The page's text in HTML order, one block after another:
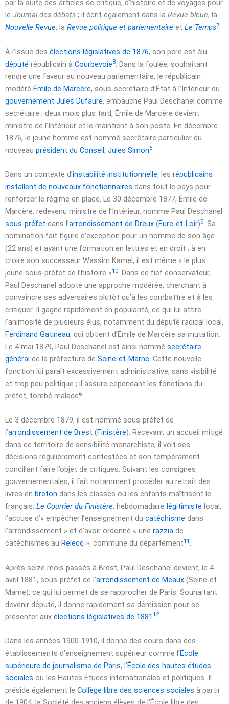
par la suite des articles de critique, d’histoire et de voyages pour
le Journal des débats ; il écrit également dans la Revue bleue, la
Nouvelle Revue, la Revue politique et parlementaire et Le Temps7.
À l’issue des élections législatives de 1876, son père est élu
député républicain à Courbevoie8. Dans la foulée, souhaitant
rendre une faveur au nouveau parlementaire, le républicain
modéré Émile de Marcère, sous-secrétaire d’État à l’Intérieur du
gouvernement Jules Dufaure, embauche Paul Deschanel comme
secrétaire ; deux mois plus tard, Émile de Marcère devient
ministre de l’Intérieur et le maintient à son poste. En décembre
1876, le jeune homme est nommé secrétaire particulier du
nouveau président du Conseil, Jules Simon6.
Dans un contexte d’instabilité institutionnelle, les républicains
installent de nouveaux fonctionnaires dans tout le pays pour
renforcer le régime en place. Le 30 décembre 1877, Émile de
Marcère, redevenu ministre de l’Intérieur, nomme Paul Deschanel
sous-préfet dans l’arrondissement de Dreux (Eure-et-Loir)9. Sa
nomination fait figure d’exception pour un homme de son âge
(22 ans) et ayant une formation en lettres et en droit ; à en
croire son successeur Wassim Kamel, il est même « le plus
jeune sous-préfet de l’histoire »10. Dans ce fief conservateur,
Paul Deschanel adopte une approche modérée, cherchant à
convaincre ses adversaires plutôt qu’à les combattre et à les
critiquer. Il gagne rapidement en popularité, ce qui lui attire
l’animosité de plusieurs élus, notamment du député radical local,
Ferdinand Gatineau, qui obtient d’Émile de Marcère sa mutation.
Le 4 mai 1879, Paul Deschanel est ainsi nommé secrétaire
général de la préfecture de Seine-et-Marne. Cette nouvelle
fonction lui paraît excessivement administrative, sans visibilité
et trop peu politique ; il assure cependant les fonctions du
préfet, tombé malade6.
Le 3 décembre 1879, il est nommé sous-préfet de
l’arrondissement de Brest (Finistère). Recevant un accueil mitigé
dans ce territoire de sensibilité monarchiste, il voit ses
décisions régulièrement contestées et son tempérament
conciliant faire l’objet de critiques. Suivant les consignes
gouvernementales, il fait notamment procéder au retrait des
livres en breton dans les classes où les enfants maîtrisent le
français. Le Courrier du Finistère, hebdomadaire légitimiste local,
l’accuse d’« empêcher l’enseignement du catéchisme dans
l’arrondissement » et d’avoir ordonné « une razzia de
catéchismes au Relecq », commune du département11 .
Après seize mois passés à Brest, Paul Deschanel devient, le 4
avril 1881, sous-préfet de l’arrondissement de Meaux (Seine-et-
Marne), ce qui lui permet de se rapprocher de Paris. Souhaitant
devenir député, il donne rapidement sa démission pour se
présenter aux élections législatives de 1881 12.
Dans les années 1900-1910, il donne des cours dans des
établissements d’enseignement supérieur comme l’École
supérieure de journalisme de Paris, l’École des hautes études
sociales ou les Hautes Études internationales et politiques. Il
préside également le Collège libre des sciences sociales à partir